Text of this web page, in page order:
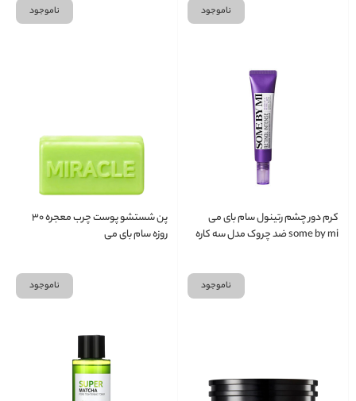
ناموجود ناموجود
کرم دور چشم رتینول سام بای می
some by mi ضد چروک مدل سه کاره
ناموجود
پن شستشو پوست چرب معجره ۳۰
روزه سام بای می
ناموجود